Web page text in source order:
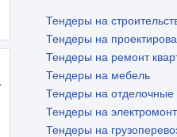
Тендеры на
Тендеры на
Тендеры на ремонт
Тендеры на мебель
Тендеры на отделочные
Тендеры на
Тендеры на